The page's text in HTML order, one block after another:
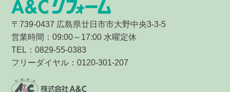
〒739-0437 広島県廿日市市大野中央3-3-5
営業時間：09:00～17:00 水曜定休
TEL：0829-55-0383
フリーダイヤル：0120-301-207